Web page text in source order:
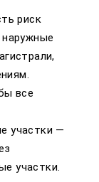
риск
наружные
все
участки —
участки.